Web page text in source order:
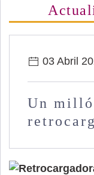
03 Abril
Un